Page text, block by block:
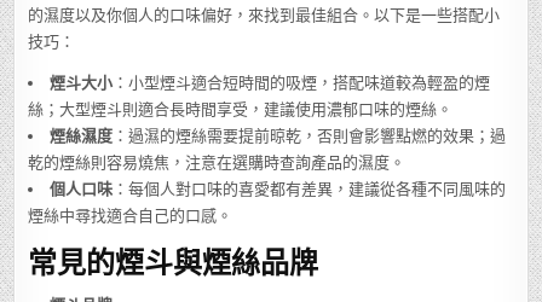
的濕度以及你個人的口味偏好，來找到最佳組合。以下是一些搭配小
技巧：
煙斗大小 ：小型煙斗適合短時間的吸煙，搭配味道較為輕盈的煙
絲；大型煙斗則適合長時間享受，建議使用濃郁口味的煙絲。
煙絲濕度 ：過濕的煙絲需要提前晾乾，否則會影響點燃的效果；過
乾的煙絲則容易燒焦，注意在選購時查詢產品的濕度。
個人口味 ：每個人對口味的喜愛都有差異，建議從各種不同風味的
煙絲中尋找適合自己的口感。
常見的煙斗與煙絲品牌